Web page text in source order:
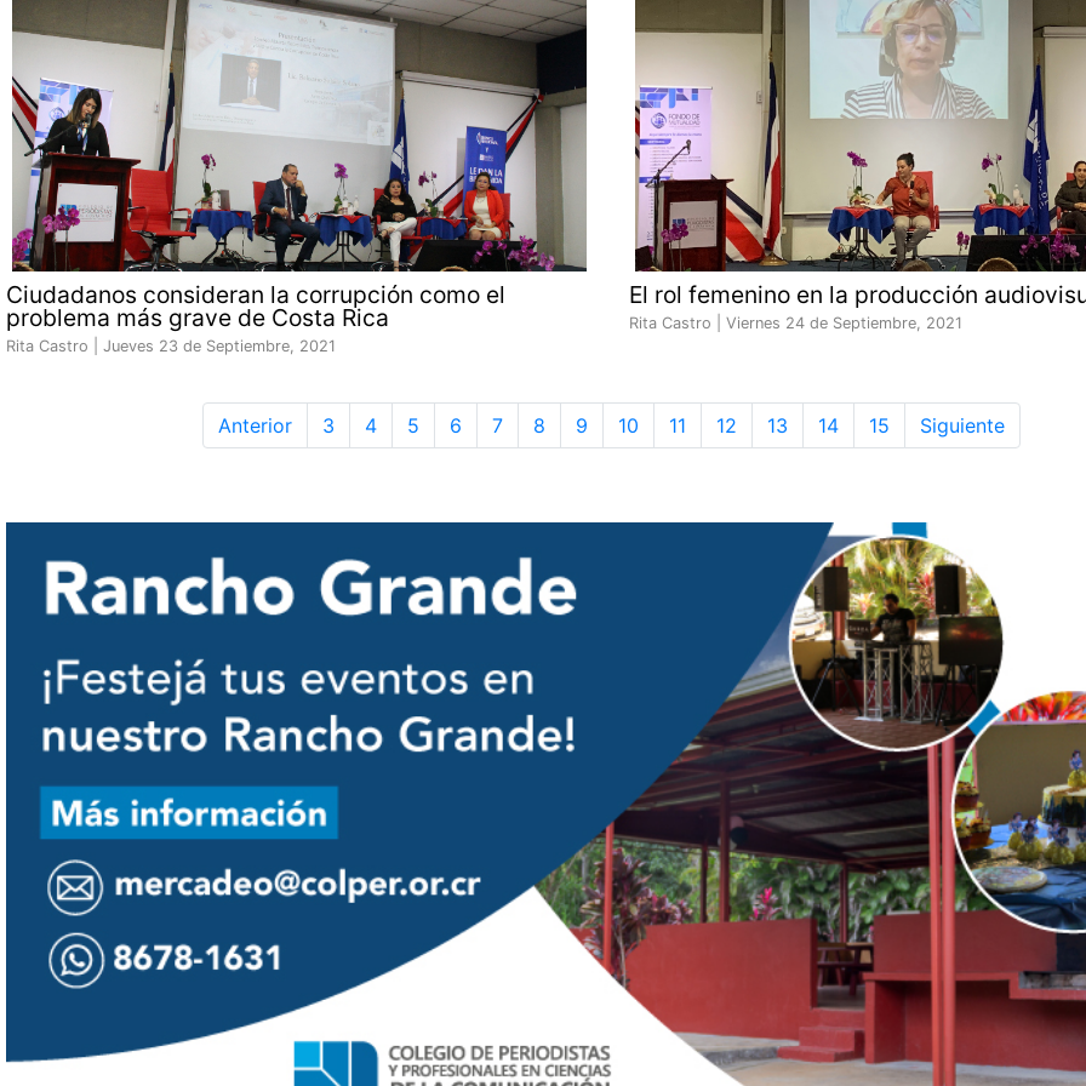
Ciudadanos consideran la corrupción como el
problema más grave de Costa Rica
Rita Castro | Jueves 23 de Septiembre, 2021
El rol femenino en la producción
Rita Castro | Viernes 24 de Septiembre, 2021
Anterior 3 4 5 6 7 8 9 10 11 12 13 14 15 Siguiente